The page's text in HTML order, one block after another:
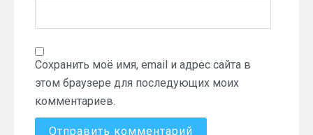
Сохранить моё имя, email и адрес сайта в
этом браузере для последующих моих
комментариев.